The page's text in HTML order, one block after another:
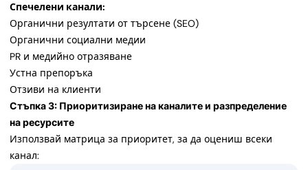
Спечелени канали:
Органични резултати от търсене (SEO)
Органични социални медии
PR и медийно отразяване
Устна препоръка
Отзиви на клиенти
Стъпка 3: Приоритизиране на каналите и разпределение
на ресурсите
Използвай матрица за приоритет, за да оцениш всеки
канал: